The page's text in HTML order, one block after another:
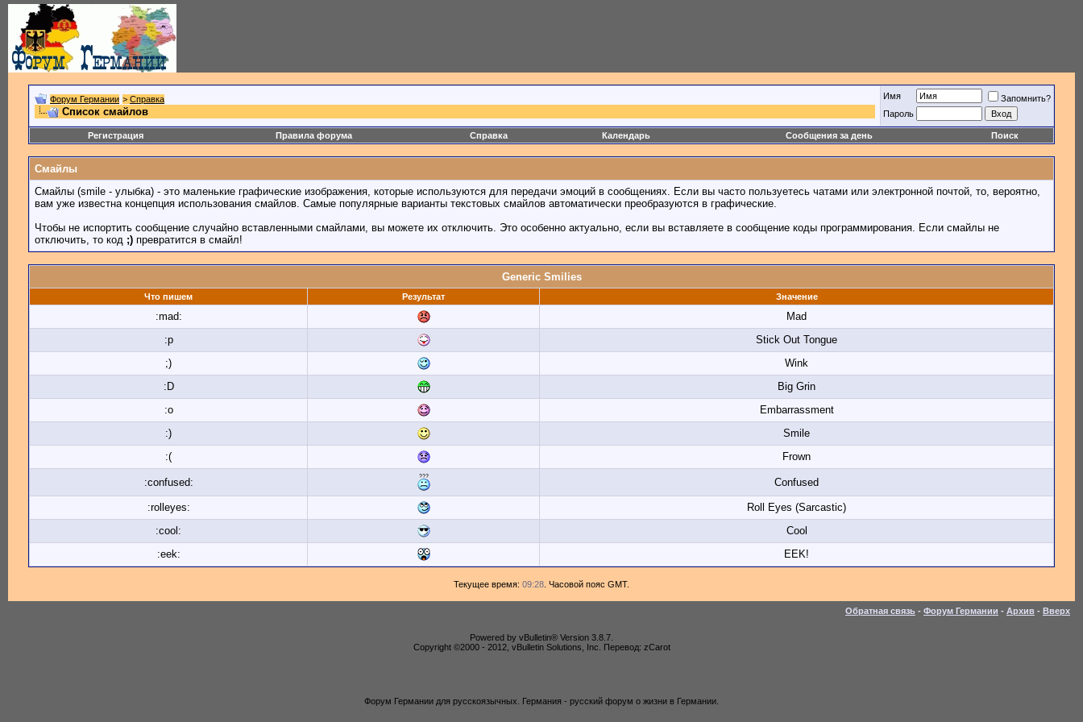
Форум Германии > Справка
Список смайлов
Имя
Запомнить?
Пароль
Регистрация Правила форума Справка Календарь Сообщения за день Поиск
Смайлы
Смайлы (smile - улыбка) - это маленькие графические изображения, которые используются для передачи эмоций в сообщениях. Если вы часто пользуетесь чатами или электронной почтой, то, вероятно,
вам уже известна концепция использования смайлов. Самые популярные варианты текстовых смайлов автоматически преобразуются в графические.
Чтобы не испортить сообщение случайно вставленными смайлами, вы можете их отключить. Это особенно актуально, если вы вставляете в сообщение коды программирования. Если смайлы не
отключить, то код ;) превратится в смайл!
Generic Smilies
Что пишем Результат Значение
:mad:
Mad
:p
Stick Out Tongue
;)
Wink
:D
Big Grin
:o
Embarrassment
:)
Smile
:(
Frown
:confused: Confused
:rolleyes:
Roll Eyes (Sarcastic)
:cool:
Cool
:eek:
EEK!
Текущее время: 09:28 . Часовой пояс GMT.
Обратная связь - Форум Германии - Архив - Вверх
Powered by vBulletin® Version 3.8.7.
Copyright ©2000 - 2012, vBulletin Solutions, Inc. Перевод: zCarot
Форум Германии для русскоязычных. Германия - русский форум о жизни в Германии.